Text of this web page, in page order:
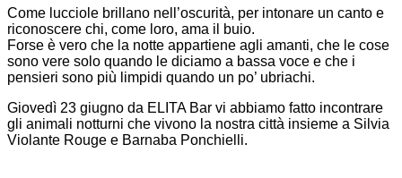
Come lucciole brillano nell’oscurità, per intonare un canto e
riconoscere chi, come loro, ama il buio.
Forse è vero che la notte appartiene agli amanti, che le cose
sono vere solo quando le diciamo a bassa voce e che i
pensieri sono più limpidi quando un po’ ubriachi.
Giovedì 23 giugno da ELITA Bar vi abbiamo fatto incontrare
gli animali notturni che vivono la nostra città insieme a Silvia
Violante Rouge e Barnaba Ponchielli.